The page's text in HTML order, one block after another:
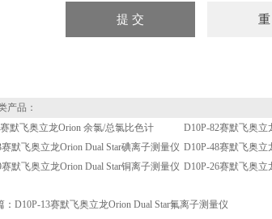
品：
默飞奥立龙Orion 余氯/总氯比色计
D10P-82赛默飞奥立
赛默飞奥立龙Orion Dual Star碘离子测量仪 D10P-48赛默飞奥立
赛默飞奥立龙Orion Dual Star铜离子测量仪 D10P-26赛默飞奥立
： D10P-13赛默飞奥立龙Orion Dual Star氟离子测量仪